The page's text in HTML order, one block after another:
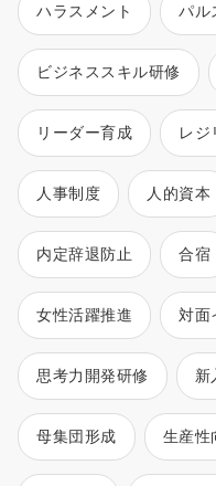
ハラスメント パル
ビジネススキル研修
リーダー育成 レジ
人事制度 人的資本
内定辞退防止 合宿
女性活躍推進 対面
思考力開発研修 新
母集団形成 生産性